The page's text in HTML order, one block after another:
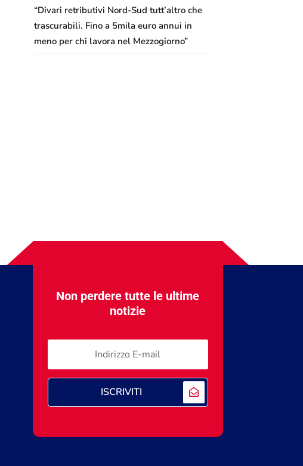
“Divari retributivi Nord-Sud tutt’altro che
trascurabili. Fino a 5mila euro annui in
meno per chi lavora nel Mezzogiorno”
Non perdere tutte le ultime
notizie
ISCRIVITI